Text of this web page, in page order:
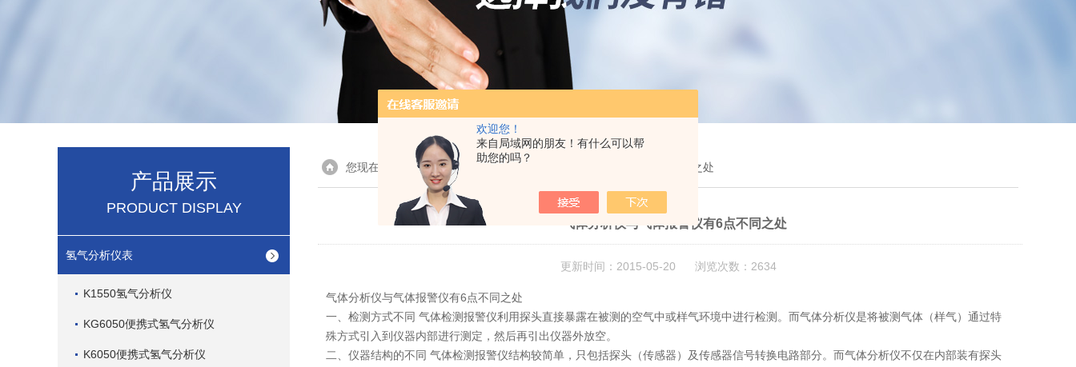
欢迎您！
来自局域网的朋友！有什么可以帮
助您的吗？
产品展示
PRODUCT DISPLAY
氢气分析仪表
K1550氢气分析仪
KG6050便携式氢气分析仪
K6050便携式氢气分析仪
您现在的位置：首页> 技术文章 > 气体分析仪与气体报警仪有6点不同之处
气体分析仪与气体报警仪有6点不同之处
更新时间：2015-05-20 浏览次数：2634
气体分析仪与气体报警仪有6点不同之处
一、检测方式不同 气体检测报警仪利用探头直接暴露在被测的空气中或样气环境中进行检测。而气体分析仪是将被测气体（样气）通过特
殊方式引入到仪器内部进行测定，然后再引出仪器外放空。
二、仪器结构的不同 气体检测报警仪结构较简单，只包括探头（传感器）及传感器信号转换电路部分。而气体分析仪不仅在内部装有探头